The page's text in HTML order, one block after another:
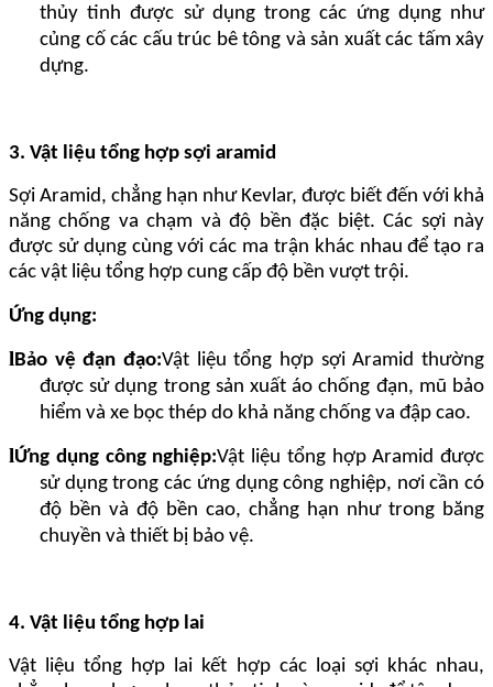
thủy tinh được sử dụng trong các ứng dụng như
củng cố các cấu trúc bê tông và sản xuất các tấm xây
dựng.
3. Vật liệu tổng hợp sợi aramid
Sợi Aramid, chẳng hạn như Kevlar, được biết đến với khả
năng chống va chạm và độ bền đặc biệt. Các sợi này
được sử dụng cùng với các ma trận khác nhau để tạo ra
các vật liệu tổng hợp cung cấp độ bền vượt trội.
Ứng dụng:
lBảo vệ đạn đạo:Vật liệu tổng hợp sợi Aramid thường
được sử dụng trong sản xuất áo chống đạn, mũ bảo
hiểm và xe bọc thép do khả năng chống va đập cao.
lỨng dụng công nghiệp:Vật liệu tổng hợp Aramid được
sử dụng trong các ứng dụng công nghiệp, nơi cần có
độ bền và độ bền cao, chẳng hạn như trong băng
chuyền và thiết bị bảo vệ.
4. Vật liệu tổng hợp lai
Vật liệu tổng hợp lai kết hợp các loại sợi khác nhau,